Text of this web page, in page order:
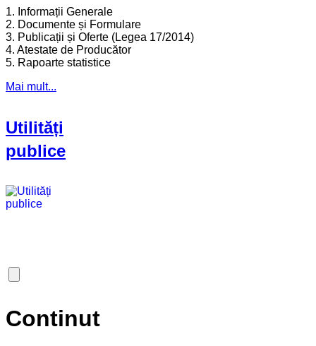
1. Informații Generale
2. Documente și Formulare
3. Publicații și Oferte (Legea 17/2014)
4. Atestate de Producător
5. Rapoarte statistice
Mai mult...
Utilități
publice
Continut